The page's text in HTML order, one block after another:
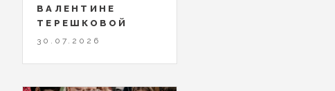
ВАЛЕНТИНЕ
ТЕРЕШКОВОЙ
30.07.2026